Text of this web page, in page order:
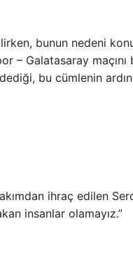
bunun nedeni
– Galatasaray
bu cümlenin
ihraç edilen
insanlar olamayız.”